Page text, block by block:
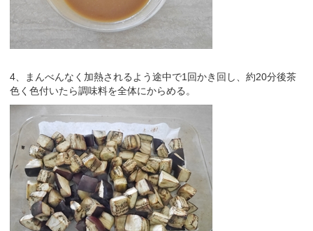
4、まんべんなく加熱されるよう途中で1回かき回し、約20分後茶
色く色付いたら調味料を全体にからめる。